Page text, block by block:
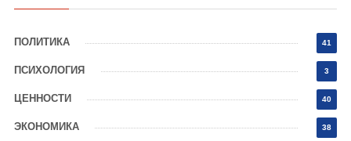
ПОЛИТИКА 41
ПСИХОЛОГИЯ 3
ЦЕННОСТИ 40
ЭКОНОМИКА 38